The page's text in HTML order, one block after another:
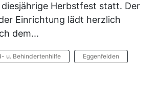
diesjährige Herbstfest statt. Der
Einrichtung lädt herzlich
dem...
u. Behindertenhilfe Eggenfelden